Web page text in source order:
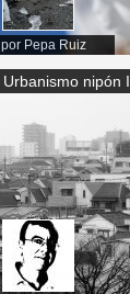
por Pepa Ruiz
Urbanismo nipón I